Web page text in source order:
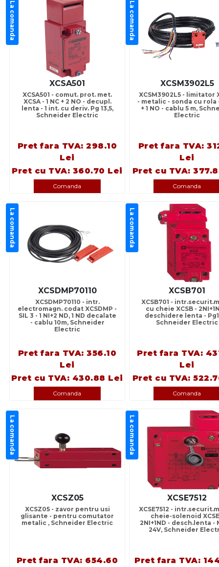
La comanda
XCSA501
XCSA501 - comut. prot. met.
XCSA - 1 NC + 2 NO - decupl.
lenta - 1 int. cu deriv. Pg 13,5,
Schneider Electric
Pret fara TVA: 298.10
Lei
Pret cu TVA: 360.70 Lei
Comanda
La comanda
XCSM3902L5
XCSM3902L5 - limitator
- metalic - sonda cu rola
+ 1 NO - cablu 5 m,
Electric
Pret fara TVA:
Lei
Pret cu TVA:
Comanda
La comanda
XCSDMP70110
XCSDMP70110 - intr.
electromagn. codat XCSDMP -
SIL 3 - 1 NI+2 ND, 1 ND decalate
- cablu 10m, Schneider
Electric
Pret fara TVA: 356.10
Lei
Pret cu TVA: 430.88 Lei
Comanda
La comanda
XCSB701
XCSB701 -
cu cheie XCSB -
deschidere lenta -
Schneider Electric
Pret fara TVA:
Lei
Pret cu TVA:
Comanda
La comanda
XCSZ05
XCSZ05 - zavor pentru usi
glisante - pentru comutator
metalic , Schneider Electric
Pret fara TVA: 654.60
La comanda
XCSE7512
XCSE7512 -
cheie-solenoid
2NI+1ND - desch.lenta -
24V, Schneider
Pret fara TVA: